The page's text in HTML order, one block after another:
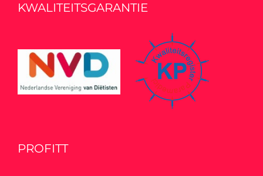
KWALITEITSGARANTIE
PROFITT